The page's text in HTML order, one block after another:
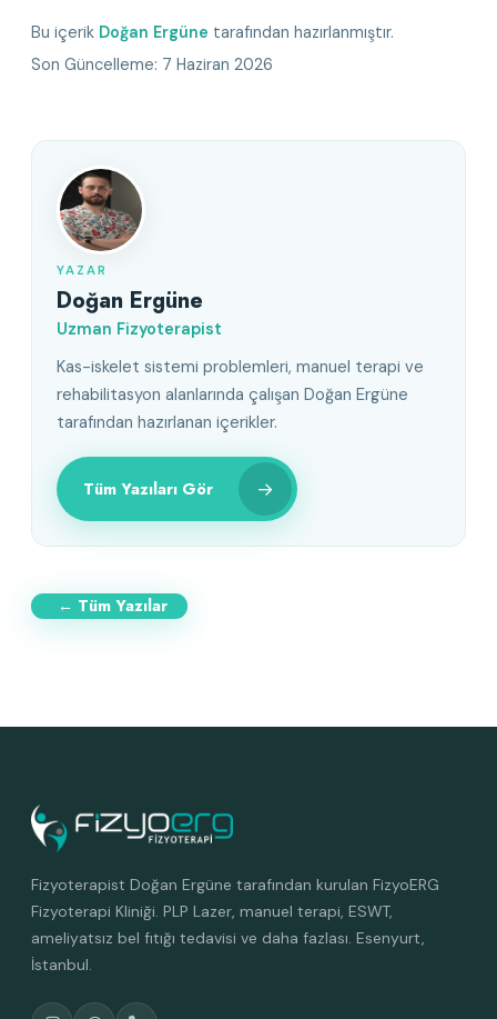
Bu içerik Doğan Ergüne tarafından hazırlanmıştır.
Son Güncelleme: 7 Haziran 2026
YAZAR
Doğan Ergüne
Uzman Fizyoterapist
Kas-iskelet sistemi problemleri, manuel terapi ve
rehabilitasyon alanlarında çalışan Doğan Ergüne
tarafından hazırlanan içerikler.
Tüm Yazıları Gör →
← Tüm Yazılar
Fizyoterapist Doğan Ergüne tarafından kurulan FizyoERG
Fizyoterapi Kliniği. PLP Lazer, manuel terapi, ESWT,
ameliyatsız bel fıtığı tedavisi ve daha fazlası. Esenyurt,
İstanbul.